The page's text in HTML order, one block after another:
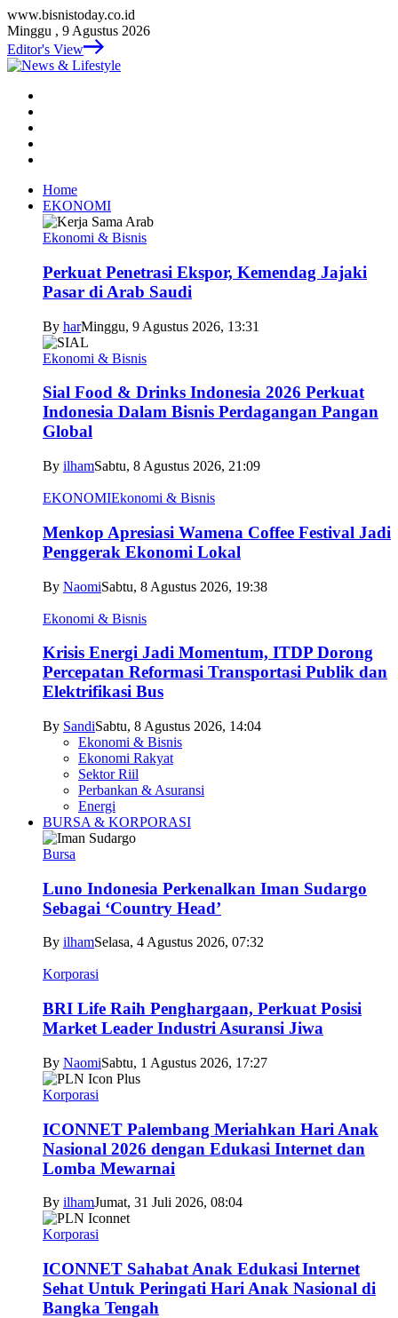
www.bisnistoday.co.id
Minggu , 9 Agustus 2026
Editor's View
Home
EKONOMI
Ekonomi & Bisnis
Perkuat Penetrasi Ekspor, Kemendag Jajaki
Pasar di Arab Saudi
By harMinggu, 9 Agustus 2026, 13:31
Ekonomi & Bisnis
Sial Food & Drinks Indonesia 2026 Perkuat
Indonesia Dalam Bisnis Perdagangan Pangan
Global
By ilhamSabtu, 8 Agustus 2026, 21:09
EKONOMIEkonomi & Bisnis
Menkop Apresiasi Wamena Coffee Festival Jadi
Penggerak Ekonomi Lokal
By NaomiSabtu, 8 Agustus 2026, 19:38
Ekonomi & Bisnis
Krisis Energi Jadi Momentum, ITDP Dorong
Percepatan Reformasi Transportasi Publik dan
Elektrifikasi Bus
By SandiSabtu, 8 Agustus 2026, 14:04
Ekonomi & Bisnis
Ekonomi Rakyat
Sektor Riil
Perbankan & Asuransi
Energi
BURSA & KORPORASI
Bursa
Luno Indonesia Perkenalkan Iman Sudargo
Sebagai ‘Country Head’
By ilhamSelasa, 4 Agustus 2026, 07:32
Korporasi
BRI Life Raih Penghargaan, Perkuat Posisi
Market Leader Industri Asuransi Jiwa
By NaomiSabtu, 1 Agustus 2026, 17:27
Korporasi
ICONNET Palembang Meriahkan Hari Anak
Nasional 2026 dengan Edukasi Internet dan
Lomba Mewarnai
By ilhamJumat, 31 Juli 2026, 08:04
Korporasi
ICONNET Sahabat Anak Edukasi Internet
Sehat Untuk Peringati Hari Anak Nasional di
Bangka Tengah